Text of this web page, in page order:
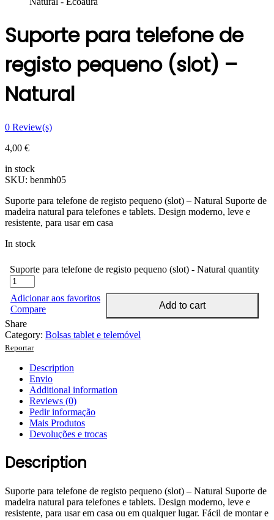
Suporte para telefone de
registo pequeno (slot) –
Natural
0 Review(s)
4,00 €
in stock
SKU: benmh05
Suporte para telefone de registo pequeno (slot) – Natural Suporte de
madeira natural para telefones e tablets. Design moderno, leve e
resistente, para usar em casa
In stock
Suporte para telefone de registo pequeno (slot) - Natural quantity
Add to cart
Adicionar aos favoritos
Compare
Share
Category: Bolsas tablet e telemóvel
Reportar
Description
Envio
Additional information
Reviews (0)
Pedir informação
Mais Produtos
Devoluções e trocas
Description
Suporte para telefone de registo pequeno (slot) – Natural Suporte de
madeira natural para telefones e tablets. Design moderno, leve e
resistente, para usar em casa ou em qualquer lugar. Fácil de montar e